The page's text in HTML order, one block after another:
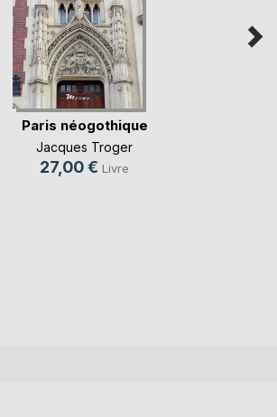
Paris néogothique
Jacques Troger
27,00 € Livre